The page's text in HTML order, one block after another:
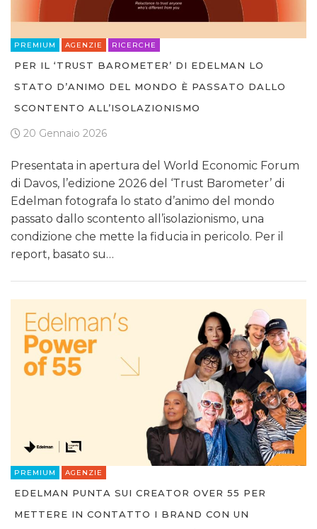
PREMIUM AGENZIE RICERCHE
PER IL ‘TRUST BAROMETER’ DI EDELMAN LO
STATO D’ANIMO DEL MONDO È PASSATO DALLO
SCONTENTO ALL’ISOLAZIONISMO
20 Gennaio 2026
Presentata in apertura del World Economic Forum
di Davos, l’edizione 2026 del ‘Trust Barometer’ di
Edelman fotografa lo stato d’animo del mondo
passato dallo scontento all’isolazionismo, una
condizione che mette la fiducia in pericolo. Per il
report, basato su…
PREMIUM AGENZIE
EDELMAN PUNTA SUI CREATOR OVER 55 PER
METTERE IN CONTATTO I BRAND CON UN